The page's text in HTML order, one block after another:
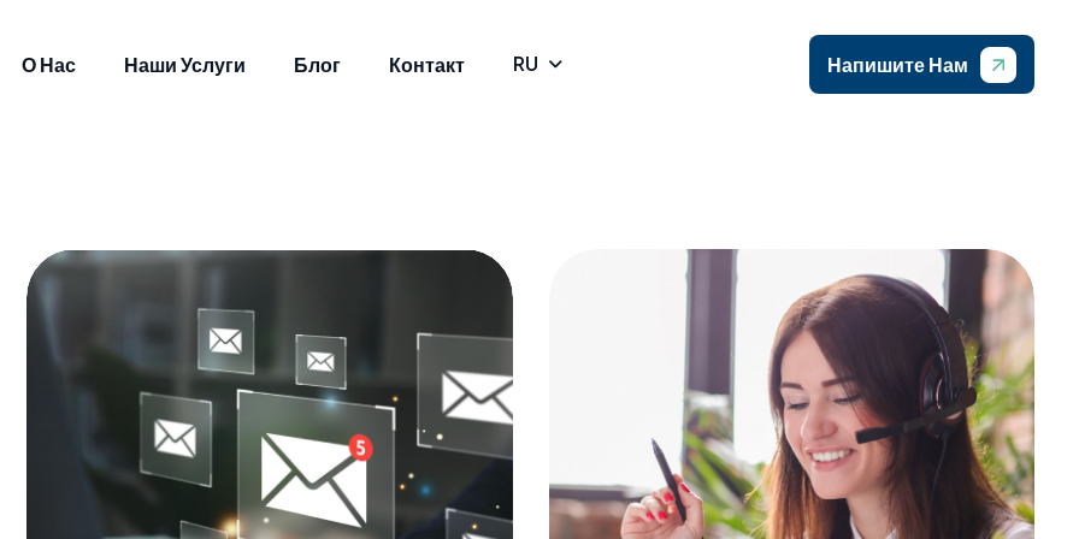
О Нас Наши Услуги Блог Контакт RU Напишите Нам